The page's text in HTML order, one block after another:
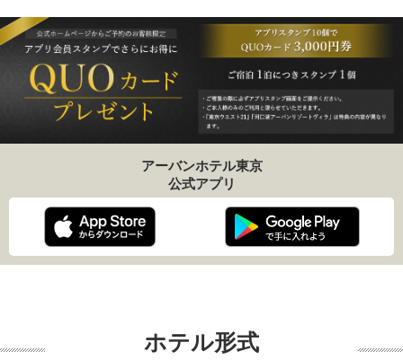
アーバンホテル東京
公式アプリ
ホテル形式